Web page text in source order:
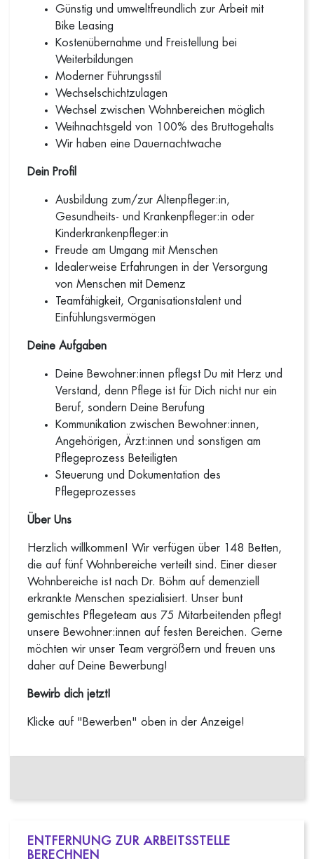
Günstig und umweltfreundlich zur Arbeit mit
Bike Leasing
Kostenübernahme und Freistellung bei
Weiterbildungen
Moderner Führungsstil
Wechselschichtzulagen
Wechsel zwischen Wohnbereichen möglich
Weihnachtsgeld von 100% des Bruttogehalts
Wir haben eine Dauernachtwache
Dein Profil
Ausbildung zum/zur Altenpfleger:in,
Gesundheits- und Krankenpfleger:in oder
Kinderkrankenpfleger:in
Freude am Umgang mit Menschen
Idealerweise Erfahrungen in der Versorgung
von Menschen mit Demenz
Teamfähigkeit, Organisationstalent und
Einfühlungsvermögen
Deine Aufgaben
Deine Bewohner:innen pflegst Du mit Herz und
Verstand, denn Pflege ist für Dich nicht nur ein
Beruf, sondern Deine Berufung
Kommunikation zwischen Bewohner:innen,
Angehörigen, Ärzt:innen und sonstigen am
Pflegeprozess Beteiligten
Steuerung und Dokumentation des
Pflegeprozesses
Über Uns
Herzlich willkommen! Wir verfügen über 148 Betten,
die auf fünf Wohnbereiche verteilt sind. Einer dieser
Wohnbereiche ist nach Dr. Böhm auf demenziell
erkrankte Menschen spezialisiert. Unser bunt
gemischtes Pflegeteam aus 75 Mitarbeitenden pflegt
unsere Bewohner:innen auf festen Bereichen. Gerne
möchten wir unser Team vergrößern und freuen uns
daher auf Deine Bewerbung!
Bewirb dich jetzt!
Klicke auf "Bewerben" oben in der Anzeige!
ENTFERNUNG ZUR ARBEITSSTELLE
BERECHNEN